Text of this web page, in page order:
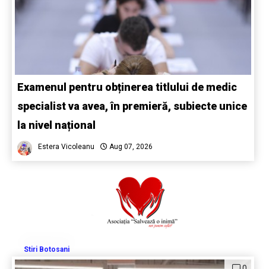
Examenul pentru obținerea titlului de medic
specialist va avea, în premieră, subiecte unice
la nivel național
Estera Vicoleanu Aug 07, 2026
Stiri Botosani